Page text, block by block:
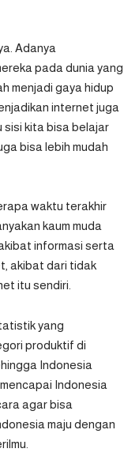
Adanya
pada dunia yang
menjadi gaya hidup
internet juga
kita bisa belajar
bisa lebih mudah
waktu terakhir
kaum muda
informasi serta
akibat dari tidak
itu sendiri.
yang
produktif di
Indonesia
Indonesia
agar bisa
maju dengan